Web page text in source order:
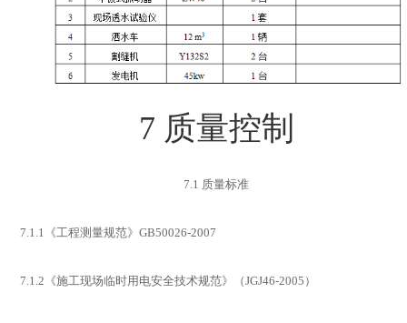
7 质量控制
7.1 质量标准
7.1.1 《工程测量规范》GB50026-2007
7.1.2 《施工现场临时用电安全技术规范》（JGJ46-2005 ）